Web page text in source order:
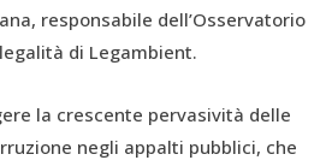
responsabile dell’Osservatorio
di Legambient.
la crescente pervasività delle
negli appalti pubblici, che